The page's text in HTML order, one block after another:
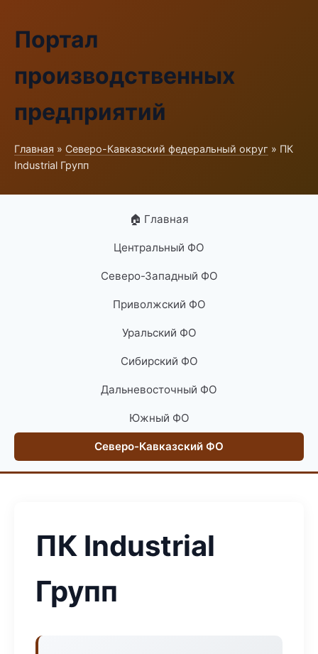
Портал
производственных
предприятий
Главная » Северо-Кавказский федеральный округ » ПК
Industrial Групп
🏠 Главная
Центральный ФО
Северо-Западный ФО
Приволжский ФО
Уральский ФО
Сибирский ФО
Дальневосточный ФО
Южный ФО
Северо-Кавказский ФО
ПК Industrial
Групп